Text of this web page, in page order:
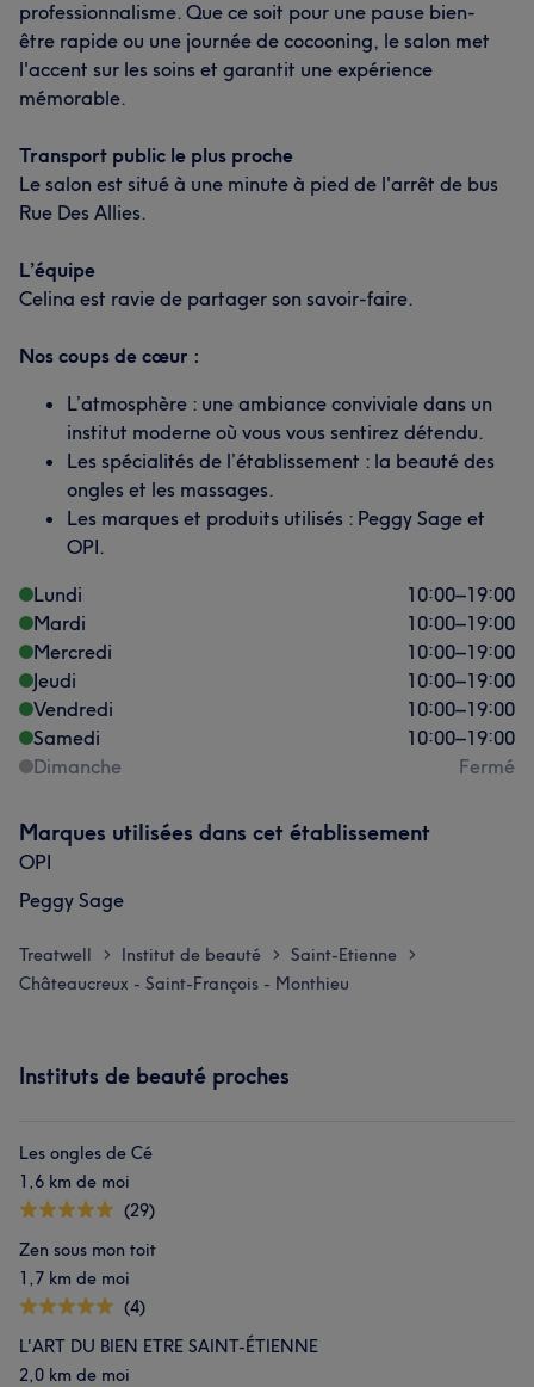
professionnalisme. Que ce soit pour une pause bien-
être rapide ou une journée de cocooning, le salon met
l'accent sur les soins et garantit une expérience
mémorable.
Transport public le plus proche
Le salon est situé à une minute à pied de l'arrêt de bus
Rue Des Allies.
L’équipe
Celina est ravie de partager son savoir-faire.
Nos coups de cœur :
L’atmosphère : une ambiance conviviale dans un
institut moderne où vous vous sentirez détendu.
Les spécialités de l’établissement : la beauté des
ongles et les massages.
Les marques et produits utilisés : Peggy Sage et
OPI.
Lundi
10:00–19:00
Mardi
10:00–19:00
Mercredi
10:00–19:00
Jeudi
10:00–19:00
Vendredi
10:00–19:00
Samedi
10:00–19:00
Dimanche
Fermé
Marques utilisées dans cet établissement
OPI
Peggy Sage
Treatwell > Institut de beauté > Saint-Etienne >
Châteaucreux - Saint-François - Monthieu
Instituts de beauté proches
Les ongles de Cé
1,6 km de moi
(29)
Zen sous mon toit
1,7 km de moi
(4)
L'ART DU BIEN ETRE SAINT-ÉTIENNE
2,0 km de moi